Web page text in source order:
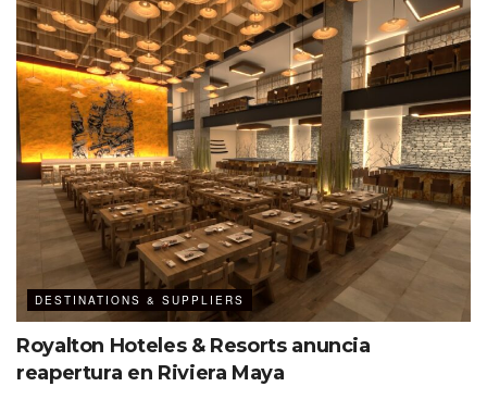
Minibar
WiFi de alta velocidad
Servicio de preparación de camas por la noche
Ducha tipo lluvia
Batas y pantuflas
DESTINATIONS & SUPPLIERS
Royalton Hoteles & Resorts anuncia
reapertura en Riviera Maya